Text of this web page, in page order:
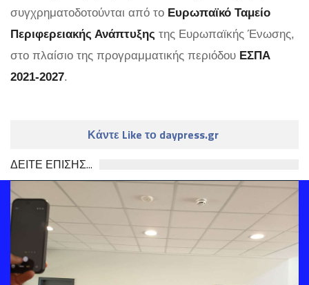
συγχρηματοδοτούνται από το Ευρωπαϊκό Ταμείο
Περιφερειακής Ανάπτυξης της Ευρωπαϊκής Ένωσης,
στο πλαίσιο της προγραμματικής περιόδου ΕΣΠΑ
2021-2027.
Κάντε Like το daypress.gr
ΔΕΙΤΕ ΕΠΙΣΗΣ...